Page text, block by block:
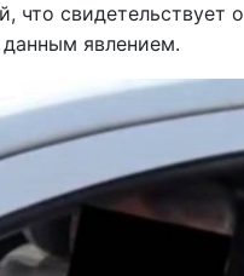
что свидетельствует
явлением.